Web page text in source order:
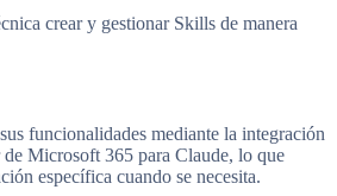
crear y gestionar Skills de manera
funcionalidades mediante la integración
Microsoft 365 para Claude, lo que
específica cuando se necesita.